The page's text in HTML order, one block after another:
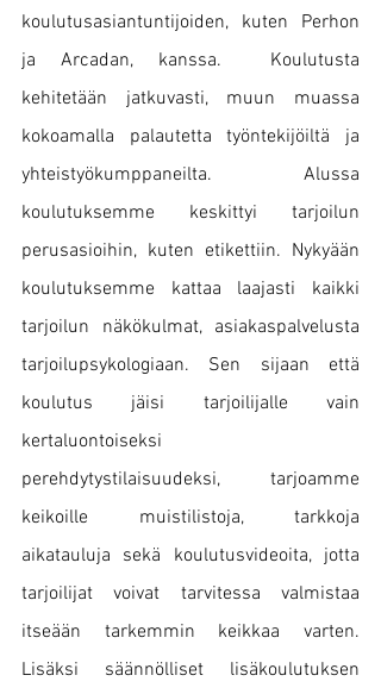
koulutusasiantuntijoiden, kuten Perhon
ja Arcadan, kanssa.  Koulutusta
kehitetään jatkuvasti, muun muassa
kokoamalla palautetta työntekijöiltä ja
yhteistyökumppaneilta. Alussa
koulutuksemme keskittyi tarjoilun
perusasioihin, kuten etikettiin. Nykyään
koulutuksemme kattaa laajasti kaikki
tarjoilun näkökulmat, asiakaspalvelusta
tarjoilupsykologiaan. Sen sijaan että
koulutus jäisi tarjoilijalle vain
kertaluontoiseksi
perehdytystilaisuudeksi, tarjoamme
keikoille muistilistoja, tarkkoja
aikatauluja sekä koulutusvideoita, jotta
tarjoilijat voivat tarvitessa valmistaa
itseään tarkemmin keikkaa varten.
Lisäksi säännölliset lisäkoulutuksen